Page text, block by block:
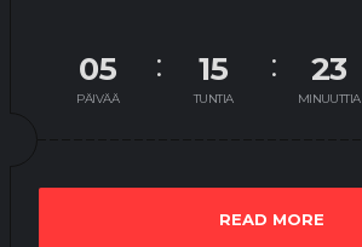
05
PÄIVÄÄ
15
TUNTIA
23
MINUUTTIA
READ MORE